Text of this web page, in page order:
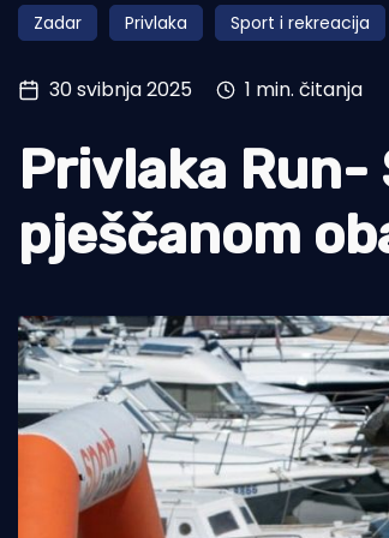
Pomorstvo
Ribolov
Tradicija i kultura
Zadar Privlaka Sport i rekreacija
30 svibnja 2025 1 min. čitanja
Privlaka Run-
pješčanom